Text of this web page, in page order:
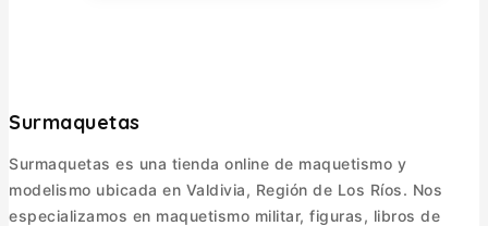
Surmaquetas
Surmaquetas es una tienda online de maquetismo y
modelismo ubicada en Valdivia, Región de Los Ríos. Nos
especializamos en maquetismo militar, figuras, libros de